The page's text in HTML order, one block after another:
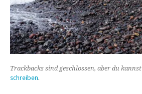
Trackbacks sind geschlossen, aber du kannst
schreiben.